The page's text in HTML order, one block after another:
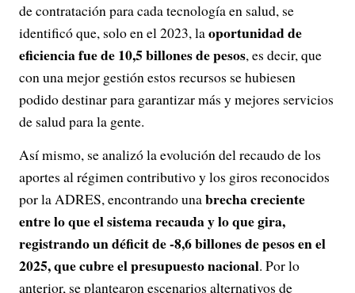
de contratación para cada tecnología en salud, se
identificó que, solo en el 2023, laoportunidad de
eficiencia fue de 10,5 billones de pesos, es decir, que
con una mejor gestión estos recursos se hubiesen
podido destinar para garantizar más y mejores servicios
de salud para la gente.
Así mismo, se analizó la evolución del recaudo de los
aportes al régimen contributivo y los giros reconocidos
por la ADRES, encontrando unabrecha creciente
entre lo que el sistema recauda y lo que gira,
registrando un déficit de -8,6 billones de pesos en el
2025, que cubre el presupuesto nacional. Por lo
anterior, se plantearon escenarios alternativos de